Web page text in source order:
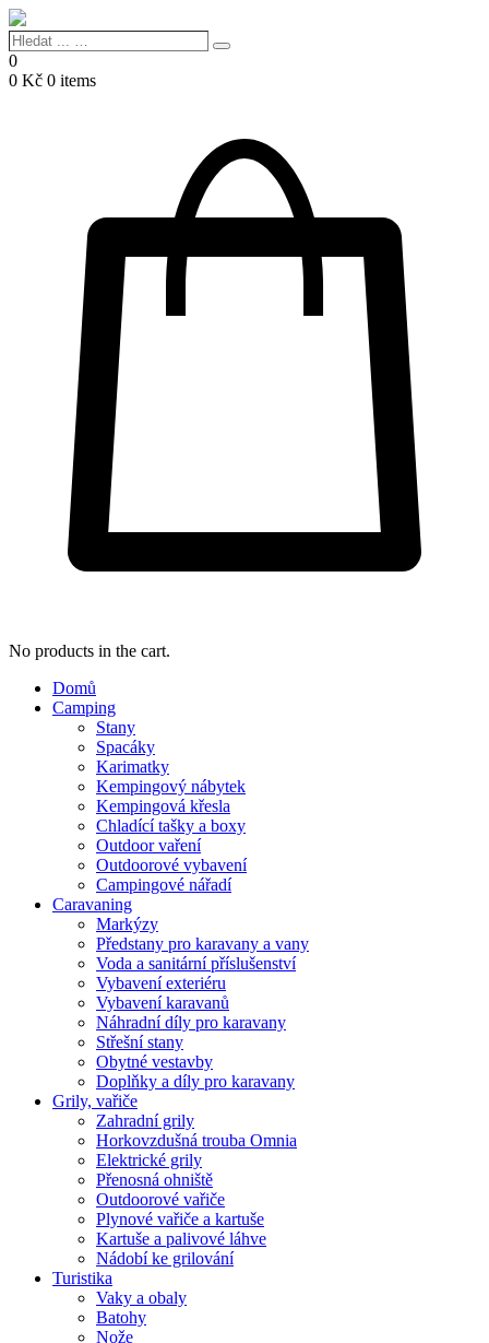
Hledat
...
…
Search
0
0 Kč 0 items
No products in the cart.
Domů
Camping
Stany
Spacáky
Karimatky
Kempingový nábytek
Kempingová křesla
Chladící tašky a boxy
Outdoor vaření
Outdoorové vybavení
Campingové nářadí
Caravaning
Markýzy
Předstany pro karavany a vany
Voda a sanitární příslušenství
Vybavení exteriéru
Vybavení karavanů
Náhradní díly pro karavany
Střešní stany
Obytné vestavby
Doplňky a díly pro karavany
Grily, vařiče
Zahradní grily
Horkovzdušná trouba Omnia
Elektrické grily
Přenosná ohniště
Outdoorové vařiče
Plynové vařiče a kartuše
Kartuše a palivové láhve
Nádobí ke grilování
Turistika
Vaky a obaly
Batohy
Nože